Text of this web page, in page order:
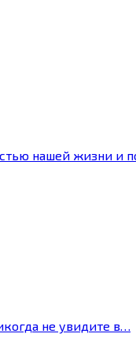
нашей жизни и
не увидите в…